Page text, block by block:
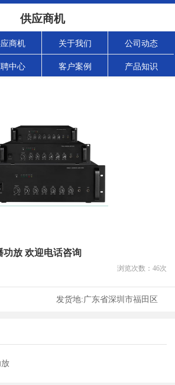
供应商机
商机 关于我们 公司动态
中心 客户案例 产品知识
功放 欢迎电话咨询
浏览次数： 46次
发货地:广东省深圳市福田区